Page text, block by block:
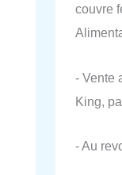
couvre
- Vente
King,
- Au